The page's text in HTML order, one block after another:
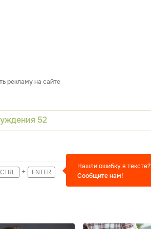
рекламу на сайте
52
CTRL + ENTER
Нашли ошибку в тексте?
Сообщите нам!